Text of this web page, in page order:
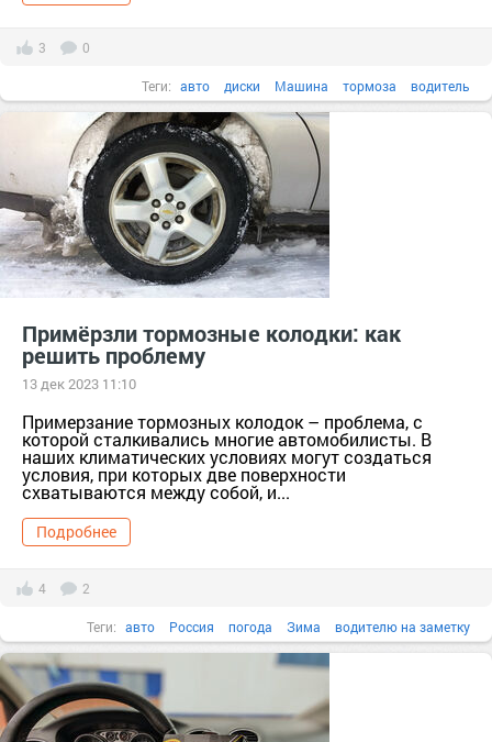
3 0
Теги: авто диски Машина тормоза водитель
Примёрзли тормозные колодки: как
решить проблему
13 дек 2023 11:10
Примерзание тормозных колодок – проблема, с
которой сталкивались многие автомобилисты. В
наших климатических условиях могут создаться
условия, при которых две поверхности
схватываются между собой, и...
Подробнее
4 2
Теги: авто Россия погода Зима водителю на заметку
советы автомобилистам тормозные колодки
советы водителям